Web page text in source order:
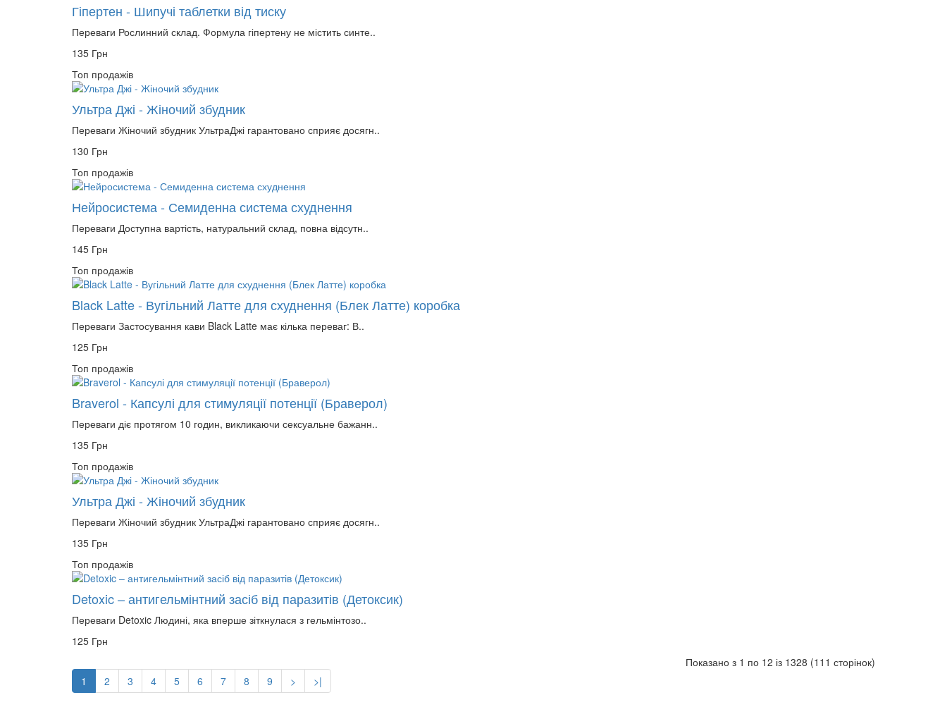
Гіпертен - Шипучі таблетки від тиску
Переваги Рослинний склад. Формула гіпертену не містить синте..
135 Грн
Топ продажів
Ультра Джі - Жіночий збудник
Переваги Жіночий збудник УльтраДжі гарантовано сприяє досягн..
130 Грн
Топ продажів
Нейросистема - Семиденна система схуднення
Переваги Доступна вартість, натуральний склад, повна відсутн..
145 Грн
Топ продажів
Black Latte - Вугільний Латте для схуднення (Блек Латте) коробка
Переваги Застосування кави Black Latte має кілька переваг: В..
125 Грн
Топ продажів
Braverol - Капсулі для стимуляції потенції (Браверол)
Переваги діє протягом 10 годин, викликаючи сексуальне бажанн..
135 Грн
Топ продажів
Ультра Джі - Жіночий збудник
Переваги Жіночий збудник УльтраДжі гарантовано сприяє досягн..
135 Грн
Топ продажів
Detoxic – антигельмінтний засіб від паразитів (Детоксик)
Переваги Detoxic Людині, яка вперше зіткнулася з гельмінтозо..
125 Грн
1 2 3 4 5 6 7 8 9 > >|
Показано з 1 по 12 із 1328 (111 сторінок)